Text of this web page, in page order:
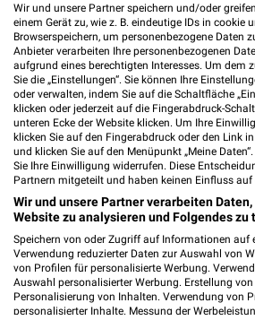
19,22 km
Wir und unsere Partner speichern und/oder
einem Gerät zu, wie z. B. eindeutige IDs in cookie
Browserspeichern, um personenbezogene Daten
Anbieter verarbeiten Ihre personenbezogenen
aufgrund eines berechtigten Interesses. Um dem
Sie die „Einstellungen“. Sie können Ihre
oder verwalten, indem Sie auf die Schaltfläche
klicken oder jederzeit auf die Fingerabdruck-
unteren Ecke der Website klicken. Um Ihre
klicken Sie auf den Fingerabdruck oder den Link
und klicken Sie auf den Menüpunkt „Meine
Sie Ihre Einwilligung widerrufen. Diese
Partnern mitgeteilt und haben keinen Einfluss auf
Wir und unsere Partner verarbeiten
Website zu analysieren und Folgendes zu
Speichern von oder Zugriff auf Informationen auf
Verwendung reduzierter Daten zur Auswahl von
von Profilen für personalisierte Werbung.
Auswahl personalisierter Werbung. Erstellung
Personalisierung von Inhalten. Verwendung von
personalisierter Inhalte. Messung der